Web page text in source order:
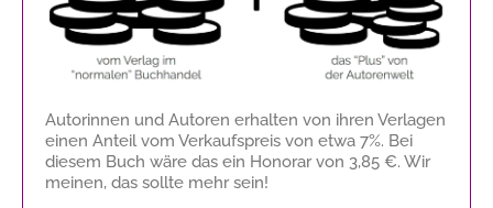
Autorinnen und Autoren erhalten von ihren Verlagen
einen Anteil vom Verkaufspreis von etwa 7%. Bei
diesem Buch wäre das ein Honorar von 3,85 €. Wir
meinen, das sollte mehr sein!